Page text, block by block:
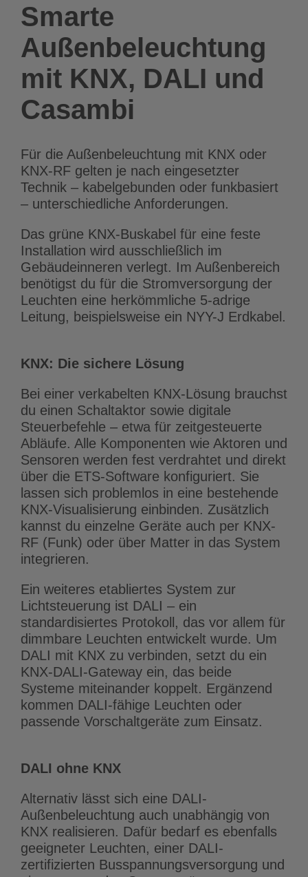
Smarte
Außenbeleuchtung
mit KNX, DALI und
Casambi
Für die Außenbeleuchtung mit KNX oder
KNX-RF gelten je nach eingesetzter
Technik – kabelgebunden oder funkbasiert
– unterschiedliche Anforderungen.
Das grüne KNX-Buskabel für eine feste
Installation wird ausschließlich im
Gebäudeinneren verlegt. Im Außenbereich
benötigst du für die Stromversorgung der
Leuchten eine herkömmliche 5-adrige
Leitung, beispielsweise ein NYY-J Erdkabel.
KNX: Die sichere Lösung
Bei einer verkabelten KNX-Lösung brauchst
du einen Schaltaktor sowie digitale
Steuerbefehle – etwa für zeitgesteuerte
Abläufe. Alle Komponenten wie Aktoren und
Sensoren werden fest verdrahtet und direkt
über die ETS-Software konfiguriert. Sie
lassen sich problemlos in eine bestehende
KNX-Visualisierung einbinden. Zusätzlich
kannst du einzelne Geräte auch per KNX-
RF (Funk) oder über Matter in das System
integrieren.
Ein weiteres etabliertes System zur
Lichtsteuerung ist DALI – ein
standardisiertes Protokoll, das vor allem für
dimmbare Leuchten entwickelt wurde. Um
DALI mit KNX zu verbinden, setzt du ein
KNX-DALI-Gateway ein, das beide
Systeme miteinander koppelt. Ergänzend
kommen DALI-fähige Leuchten oder
passende Vorschaltgeräte zum Einsatz.
DALI ohne KNX
Alternativ lässt sich eine DALI-
Außenbeleuchtung auch unabhängig von
KNX realisieren. Dafür bedarf es ebenfalls
geeigneter Leuchten, einer DALI-
zertifizierten Busspannungsversorgung und